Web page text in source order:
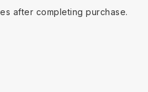
after completing purchase.